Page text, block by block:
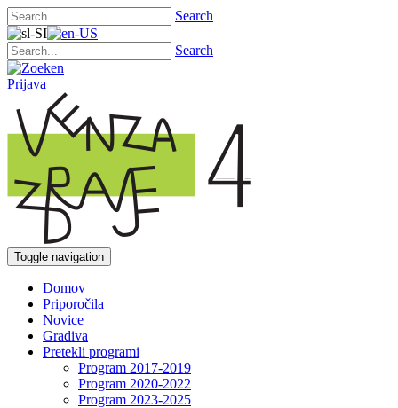
Search
Search
Prijava
Toggle navigation
Domov
Priporočila
Novice
Gradiva
Pretekli programi
Program 2017-2019
Program 2020-2022
Program 2023-2025